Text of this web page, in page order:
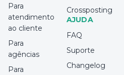
Para
atendimento
ao cliente
Para
agências
Para
Crossposting
AJUDA
FAQ
Suporte
Changelog